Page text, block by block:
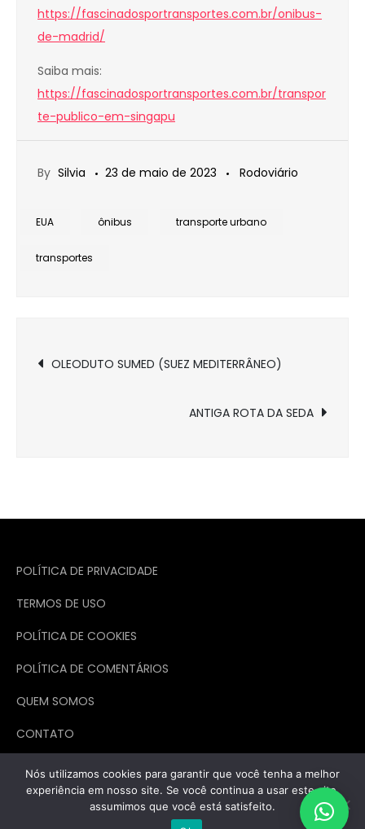
https://fascinadosportransportes.com.br/onibus-
de-madrid/
Saiba mais:
https://fascinadosportransportes.com.br/transpor
te-publico-em-singapu
By Silvia 23 de maio de 2023 Rodoviário
EUA ônibus transporte urbano
transportes
Navegação
OLEODUTO SUMED (SUEZ MEDITERRÂNEO)
ANTIGA ROTA DA SEDA
POLÍTICA DE PRIVACIDADE
TERMOS DE USO
POLÍTICA DE COOKIES
POLÍTICA DE COMENTÁRIOS
QUEM SOMOS
CONTATO
Todos os direitos reservados. Theme Marsh Blog by
Nós utilizamos cookies para garantir que você tenha a melhor
experiência em nosso site. Se você continua a usar este site,
assumimos que você está satisfeito.